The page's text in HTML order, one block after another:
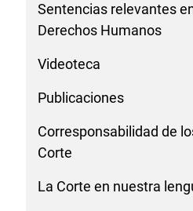
Sentencias relevantes
Derechos Humanos
Videoteca
Publicaciones
Corresponsabilidad de
Corte
La Corte en nuestra